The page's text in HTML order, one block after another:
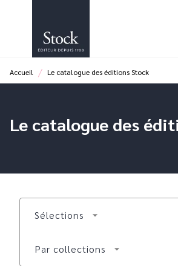
PIED DE PAGE
Accueil / Le catalogue des éditions Stock
Le catalogue des
Sélections arrow_drop_down
Par collections arrow_drop_down